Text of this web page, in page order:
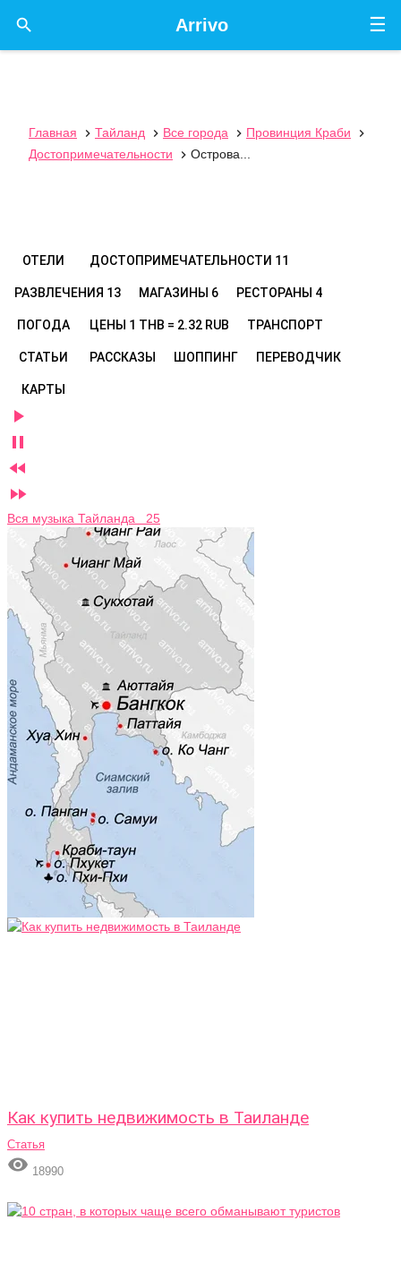
☰
Arrivo

Главная  Тайланд  Все города  Провинция Краби

Достопримечательности
 Острова...
ОТЕЛИ ДОСТОПРИМЕЧАТЕЛЬНОСТИ 11
РАЗВЛЕЧЕНИЯ 13 МАГАЗИНЫ 6 РЕСТОРАНЫ 4
ПОГОДА ЦЕНЫ 1 THB = 2.32 RUB ТРАНСПОРТ
СТАТЬИ РАССКАЗЫ ШОППИНГ ПЕРЕВОДЧИК
КАРТЫ




Вся музыка Тайланда 25
Как купить недвижимость в Таиланде
Статья
 18990